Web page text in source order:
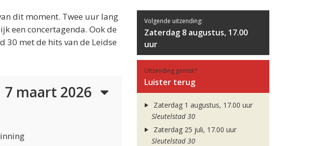
dit moment. Twee uur lang
een concertagenda. Ook de
30 met de hits van de Leidse
7 maart 2026
Volgende uitzending:
Zaterdag 8 augustus, 17.00
uur
Uitzending gemist?
Luister terug
Zaterdag 1 augustus, 17.00 uur
Sleutelstad 30
Zaterdag 25 juli, 17.00 uur
Sleutelstad 30